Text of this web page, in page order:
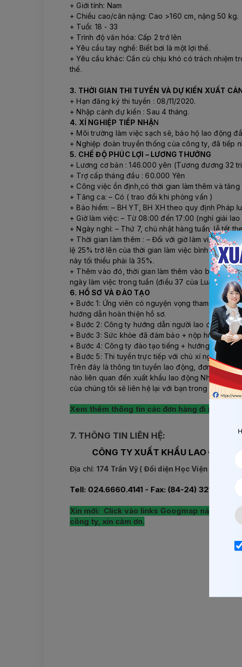
+ Giới tính: Nam
+ Chiều cao/cân nặng: Cao >160 cm, nặng 50 kg.
+ Tuổi: 18 - 33
+ Trình độ văn hóa: Cấp 2 trở lên
+ Yêu cầu tay nghề: Biết bơi là một lợi thế.
+ Yêu cầu khác: Cần cù chịu khó có trách nhiệm
thế.
3. THỜI GIAN THI TUYỂN VÀ DỰ KIẾN XUẤT
+ Hạn đăng ký thi tuyển : 08/11/2020.
+ Nhập cảnh dự kiến : Sau 4 tháng.
4. XÍ NGHIỆP TIẾP NHẬN
+ Môi trường làm việc sạch sẽ, bảo hộ lao động
+ Nghiệp đoàn truyền thống của công ty, đã tiếp
5. CHẾ ĐỘ PHÚC LỢI – LƯƠNG THƯỞNG
+ Lương cơ bản : 146.000 yên (Tương đương 32
+ Trợ cấp tháng đầu : 60.000 Yên
+ Công việc ổn định,có thời gian làm thêm và
+ Tăng ca: – Có ( trao đổi khi phỏng vấn )
+ Bảo hiểm: – BH YT, BH XH theo quy định Pháp
+ Giờ làm việc: – Từ 08:00 đến 17:00 (nghỉ giải
+ Ngày nghỉ: – Thứ 7, chủ nhật hàng tuần, lễ tết
+ Thời gian làm thêm : – Đối với giờ làm việc
lệ 25% trở lên của thời gian làm việc bình thường
này tối thiểu phải là 35%.
+ Thêm vào đó, thời gian làm thêm vào buổi đêm
ngày làm việc trong tuần (điều 37 của Luật Lao
6. HỒ SƠ VÀ ĐÀO TẠO
+ Bước 1: Ứng viên có nguyện vọng tham gia
hướng dẫn hoàn thiện hồ sơ.
+ Bước 2: Công ty hướng dẫn người lao động đi
+ Bước 3: Sức khỏe đã đảm bảo + nộp hồ sơ +
+ Bước 4: Công ty đào tạo tiếng + hướng dẫn thi
+ Bước 5: Thi tuyển trực tiếp với chủ xí nghiệp
Trên đây là thông tin tuyển lao động, đơn hàng
nào liên quan đến xuất khẩu lao động Nhật Bản,
của chúng tôi sẽ liên hệ lại với bạn trong ít phút.
Xem thêm thông tin các đơn hàng đi xuất
7. THÔNG TIN LIÊN HỆ:
CÔNG TY XUẤT KHẨU LAO ĐỘNG
Địa chỉ: 174 Trần Vỹ ( Đối diện Học Viện Tư
Tell: 024.6660.4141 - Fax: (84-24) 3212 368
Xin mời: Click vào links Googmap này, sẽ
công ty, xin cảm ơn.